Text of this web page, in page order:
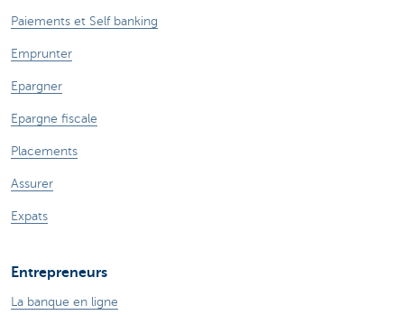
Paiements et Self banking
Emprunter
Epargner
Epargne fiscale
Placements
Assurer
Expats
Entrepreneurs
La banque en ligne